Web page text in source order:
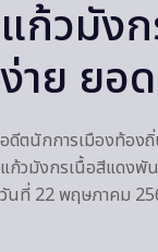
แก้วมัง
ง่าย ยอ
อดีตนักการเมืองท้อง
แก้วมังกรเนื้อสีแดงพั
วันที่ 22 พฤษภาคม